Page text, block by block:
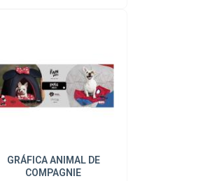
GRÁFICA ANIMAL DE
COMPAGNIE